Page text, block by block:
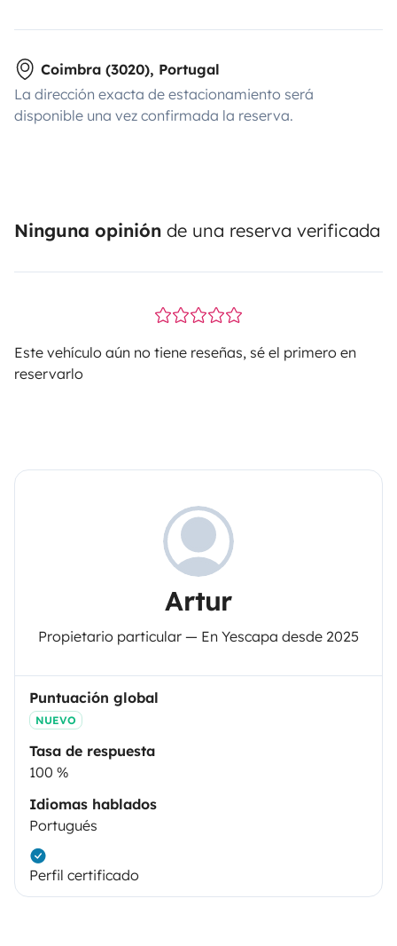
Coimbra (3020), Portugal
La dirección exacta de estacionamiento será
disponible una vez confirmada la reserva.
Ninguna opinión de una reserva verificada
Este vehículo aún no tiene reseñas, sé el primero en
reservarlo
Artur
Propietario particular — En Yescapa desde 2025
Puntuación global
NUEVO
Tasa de respuesta
100 %
Idiomas hablados
Portugués
Perfil certificado